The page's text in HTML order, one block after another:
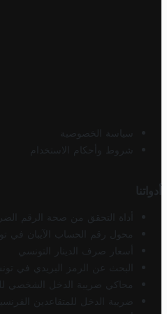
سياسة الخصوصية
شروط وأحكام الاستخدام
أدواتنا
أداة التحقق من صحة الرقم
محول رقم الحساب الآيبان في
أسعار صرف الدينار التونسي
البحث عن الرمز البريدي في
محاكي ضريبة الدخل الشخصي
ضريبة الدخل للمتقاعدين